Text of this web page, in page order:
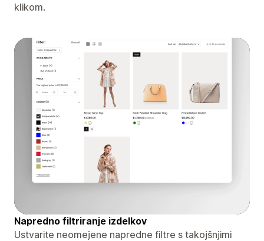
klikom.
Napredno filtriranje izdelkov
Ustvarite neomejene napredne filtre s takojšnjimi